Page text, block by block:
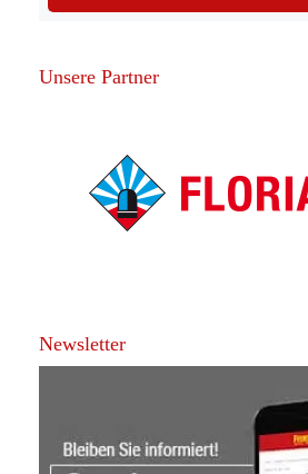
Unsere Partner
Newsletter